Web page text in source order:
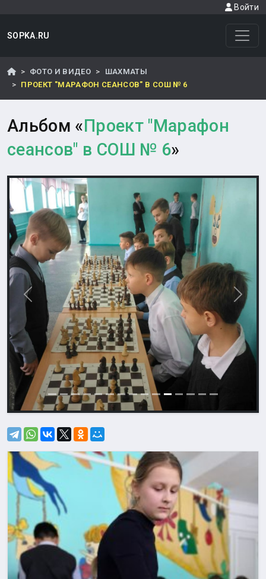
Войти
SOPKA.RU
ФОТО И ВИДЕО
ШАХМАТЫ
ПРОЕКТ "МАРАФОН СЕАНСОВ" В СОШ № 6
Альбом «Проект "Марафон
сеансов" в СОШ № 6»
Назад